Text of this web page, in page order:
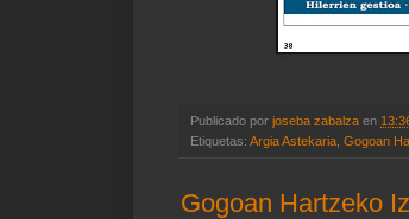
Publicado por joseba zabalza en
Etiquetas: Argia Astekaria Gogoan
Gogoan Hartzeko